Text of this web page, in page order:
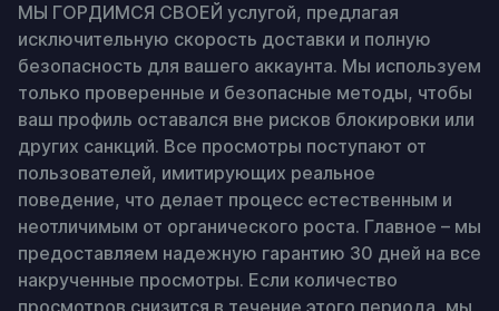
МЫ ГОРДИМСЯ СВОЕЙ услугой, предлагая
исключительную скорость доставки и полную
безопасность для вашего аккаунта. Мы используем
только проверенные и безопасные методы, чтобы
ваш профиль оставался вне рисков блокировки или
других санкций. Все просмотры поступают от
пользователей, имитирующих реальное
поведение, что делает процесс естественным и
неотличимым от органического роста. Главное – мы
предоставляем надежную гарантию 30 дней на все
накрученные просмотры. Если количество
просмотров снизится в течение этого периода, мы